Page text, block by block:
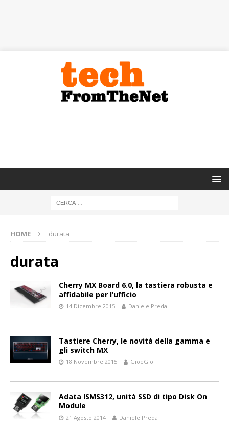
HOME durata
durata
Cherry MX Board 6.0, la tastiera robusta e
affidabile per l’ufficio
14 Dicembre 2015 Daniele Preda
Tastiere Cherry, le novità della gamma e
gli switch MX
18 Novembre 2015 GioeGio
Adata ISMS312, unità SSD di tipo Disk On
Module
21 Agosto 2014 Daniele Preda